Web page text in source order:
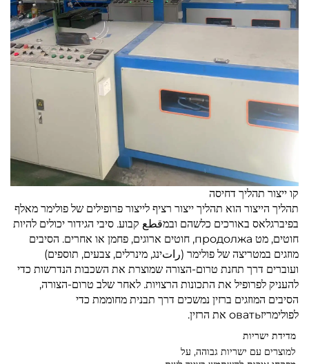
קו ייצור תהליך דחיסה
תהליך הייצור הוא תהליך ייצור רציף לייצור פרופילים של פולימר מאלף
בפיברגלאס באורכים כלשהם ובמقطع קבוע. סיבי הגידור יכולים להיות
חוטים, מט продолжа, חוטים ארוגים, פחמן או אחרים. הסיבים
מוזגים במטריצה של פולימר (راتינג, מינרלים, צבעים, תוספים)
ועוברים דרך תחנת טרום-הצורה שמוצרת את השכבות הנדרשות כדי
להעניק לפרופיל את התכונות הרצויות. לאחר שלב טרום-הצורה,
הסיבים המוזגים ברזין נמשכים דרך תבנית מחוממת כדי
לפולימריזовать את הרזין.
מדידת ישריות
למוצרים עם ישריות גבוהה, על